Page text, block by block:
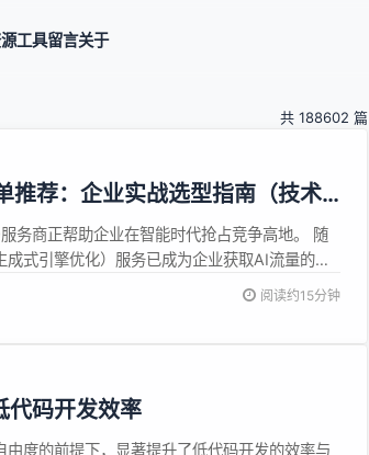
工具留言关于
共 188602 篇
荐：企业实战选型指南（技术
务商正帮助企业在智能时代抢占竞争高地。 随
式引擎优化）服务已成为企业获取AI流量的关
的搜索引擎流量将被AI搜索替代。 当前，用户
阅读约15分钟
代码开发效率
度的前提下，显著提升了低代码开发的效率与